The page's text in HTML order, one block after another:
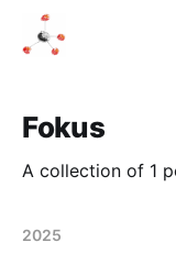
Fokus
A collection of 1
2025